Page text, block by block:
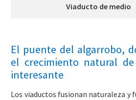
Viaducto de medio
El puente del algarrobo,
el crecimiento natural
interesante
Los viaductos fusionan naturaleza y